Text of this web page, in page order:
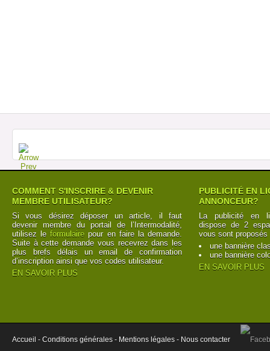
COMMENT S'INSCRIRE & DEVENIR
MEMBRE UTILISATEUR?
Si vous désirez déposer un article, il faut
devenir membre du portail de l’Intermodalité,
utilisez leformulaire pour en faire la demande.
Suite à cette demande vous recevrez dans les
plus brefs délais un email de confirmation
d’inscription ainsi que vos codes utilisateur.
EN SAVOIR PLUS
PUBLICITÉ EN
ANNONCEUR?
La publicité en
dispose de 2
vous sont proposés
une bannière
une bannière
EN SAVOIR PLUS
Accueil - Conditions générales - Mentions légales - Nous contacter